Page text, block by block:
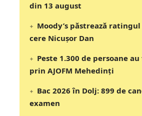
din 13 august
Moody’s păstrează
cere Nicușor Dan
Peste 1.300 de persoane
prin AJOFM Mehedinți
Bac 2026 în Dolj: 899 de
examen